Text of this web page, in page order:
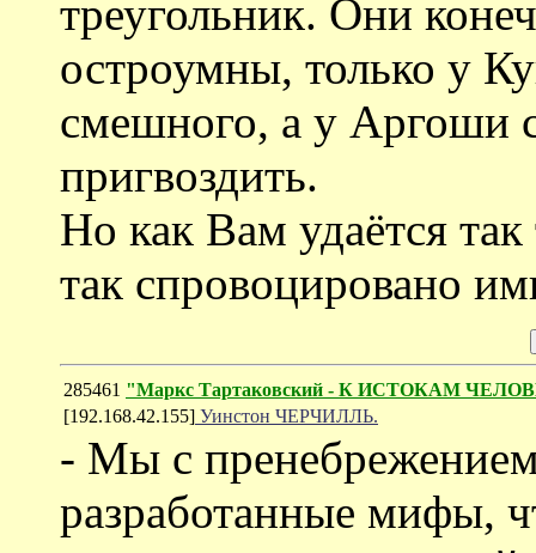
треугольник. Они
остроумны, только у
смешного, а у Аргоши
пригвоздить.
Но как Вам удаётся
так спровоцировано
285461 "Маркс Тартаковский - К ИСТОКАМ
[192.168.42.155] Уинстон ЧЕРЧИЛЛЬ.
- Мы с пренебрежением
разработанные мифы,